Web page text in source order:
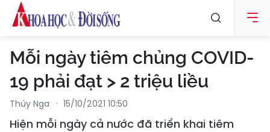
Mỗi ngày tiêm chủng COVID-
19 phải đạt > 2 triệu liều
Thúy Nga 15/10/2021 10:50
Hiện mỗi ngày cả nước đã triển khai tiêm